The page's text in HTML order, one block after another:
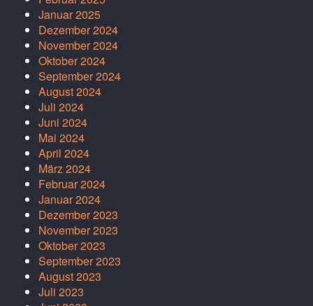
Januar 2025
Dezember 2024
November 2024
Oktober 2024
September 2024
August 2024
Juli 2024
Juni 2024
Mai 2024
April 2024
März 2024
Februar 2024
Januar 2024
Dezember 2023
November 2023
Oktober 2023
September 2023
August 2023
Juli 2023